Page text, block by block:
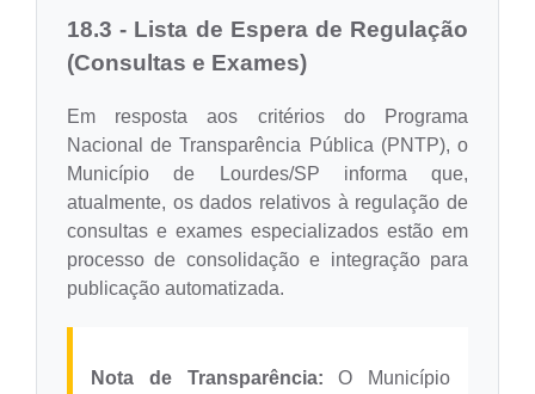
ORÇAMENTO PARTICIPATIVO MUNICIPAL 2025
Ouvidoria
Holerite online
A Prefeitura
18.3 - Lista de Espera de Regulação
(Consultas e Exames)
Em resposta aos critérios do Programa
Nacional de Transparência Pública (PNTP), o
Município de Lourdes/SP informa que,
atualmente, os dados relativos à regulação de
consultas e exames especializados estão em
processo de consolidação e integração para
publicação automatizada.
Nota de Transparência: O Município